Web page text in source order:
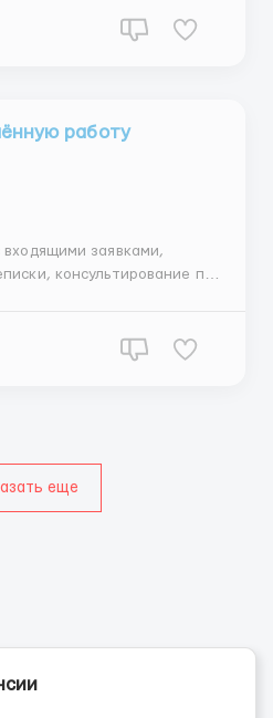
к самоорганизации,
работу
заявками,
консультирование по
пользователь ПК, сети
еще